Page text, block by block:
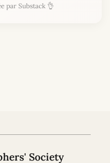
par Substack 👌
Society